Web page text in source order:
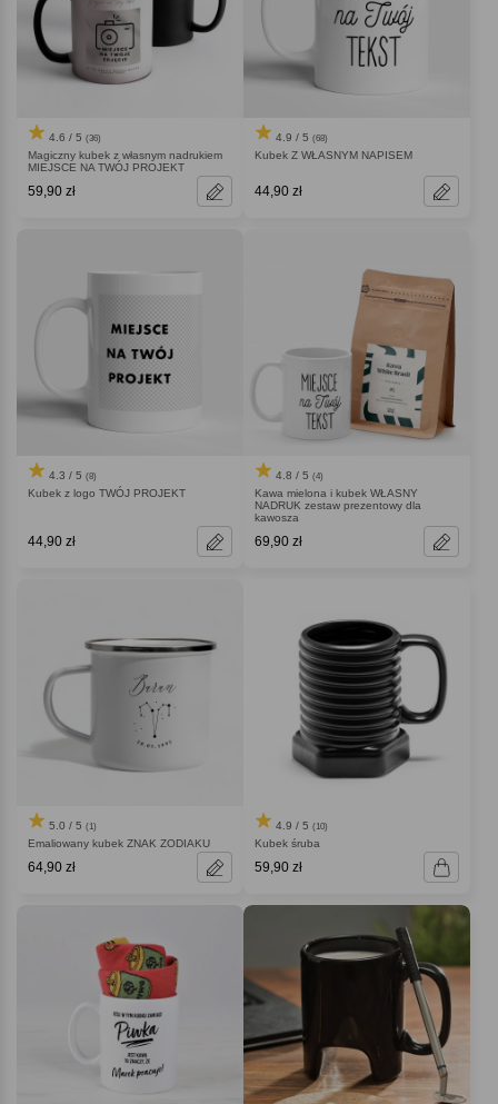
4.6 / 5 (36)
Magiczny kubek z własnym nadrukiem
MIEJSCE NA TWÓJ PROJEKT
59,90 zł
4.9 / 5 (68)
Kubek Z WŁASNYM NAPISEM
44,90 zł
4.3 / 5 (8)
Kubek z logo TWÓJ PROJEKT
44,90 zł
4.8 / 5 (4)
Kawa mielona i kubek WŁASNY
NADRUK zestaw prezentowy dla
kawosza
69,90 zł
5.0 / 5 (1)
Emaliowany kubek ZNAK ZODIAKU
64,90 zł
4.9 / 5 (10)
Kubek śruba
59,90 zł